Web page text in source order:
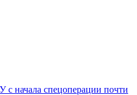
начала спецоперации почти